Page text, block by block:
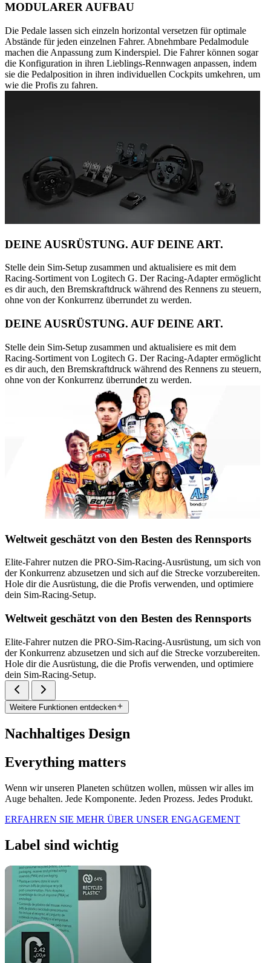
MODULARER AUFBAU
Die Pedale lassen sich einzeln horizontal versetzen für optimale
Abstände für jeden einzelnen Fahrer. Abnehmbare Pedalmodule
machen die Anpassung zum Kinderspiel. Die Fahrer können sogar
die Konfiguration in ihren Lieblings-Rennwagen anpassen, indem
sie die Pedalposition in ihren individuellen Cockpits umkehren, um
wie die Profis zu fahren.
DEINE AUSRÜSTUNG. AUF DEINE ART.
Stelle dein Sim-Setup zusammen und aktualisiere es mit dem
Racing-Sortiment von Logitech G. Der Racing-Adapter ermöglicht
es dir auch, den Bremskraftdruck während des Rennens zu steuern,
ohne von der Konkurrenz überrundet zu werden.
DEINE AUSRÜSTUNG. AUF DEINE ART.
Stelle dein Sim-Setup zusammen und aktualisiere es mit dem
Racing-Sortiment von Logitech G. Der Racing-Adapter ermöglicht
es dir auch, den Bremskraftdruck während des Rennens zu steuern,
ohne von der Konkurrenz überrundet zu werden.
Weltweit geschätzt von den Besten des Rennsports
Elite-Fahrer nutzen die PRO-Sim-Racing-Ausrüstung, um sich von
der Konkurrenz abzusetzen und sich auf die Strecke vorzubereiten.
Hole dir die Ausrüstung, die die Profis verwenden, und optimiere
dein Sim-Racing-Setup.
Weltweit geschätzt von den Besten des Rennsports
Elite-Fahrer nutzen die PRO-Sim-Racing-Ausrüstung, um sich von
der Konkurrenz abzusetzen und sich auf die Strecke vorzubereiten.
Hole dir die Ausrüstung, die die Profis verwenden, und optimiere
dein Sim-Racing-Setup.
Weitere Funktionen entdecken
Nachhaltiges Design
Everything matters
Wenn wir unseren Planeten schützen wollen, müssen wir alles im
Auge behalten. Jede Komponente. Jeden Prozess. Jedes Produkt.
ERFAHREN SIE MEHR ÜBER UNSER ENGAGEMENT
Label sind wichtig